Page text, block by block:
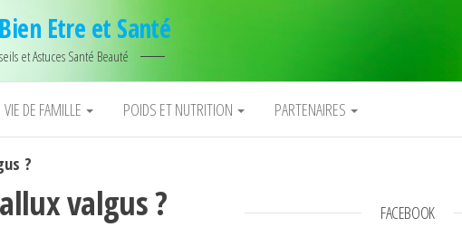
Etre et Santé
et Astuces Santé Beauté
VIE DE FAMILLE POIDS ET NUTRITION PARTENAIRES
?
valgus ? FACEBOOK